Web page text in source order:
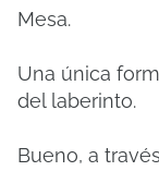
Mesa.
Una única
del laberinto.
Bueno, a